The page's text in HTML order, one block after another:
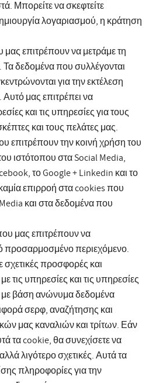
Μπορείτε να σκεφτείτε
λογαριασμού, η κράτηση
επιτρέπουν να μετράμε τη
δεδομένα που συλλέγονται
για την εκτέλεση
μας επιτρέπει να
και τις υπηρεσίες για τους
και τους πελάτες μας.
επιτρέπουν την κοινή χρήση του
ιστότοπου στα Social Media,
το Google + Linkedin και το
επιρροή στα cookies που
και στα δεδομένα που
μας επιτρέπουν να
προσαρμοσμένο περιεχόμενο.
σχετικές προσφορές και
τις υπηρεσίες και τις υπηρεσίες
βάση ανώνυμα δεδομένα
σερφ, αναζήτησης και
μας καναλιών και τρίτων. Εάν
τα cookie, θα συνεχίσετε να
λιγότερο σχετικές. Αυτά τα
πληροφορίες για την